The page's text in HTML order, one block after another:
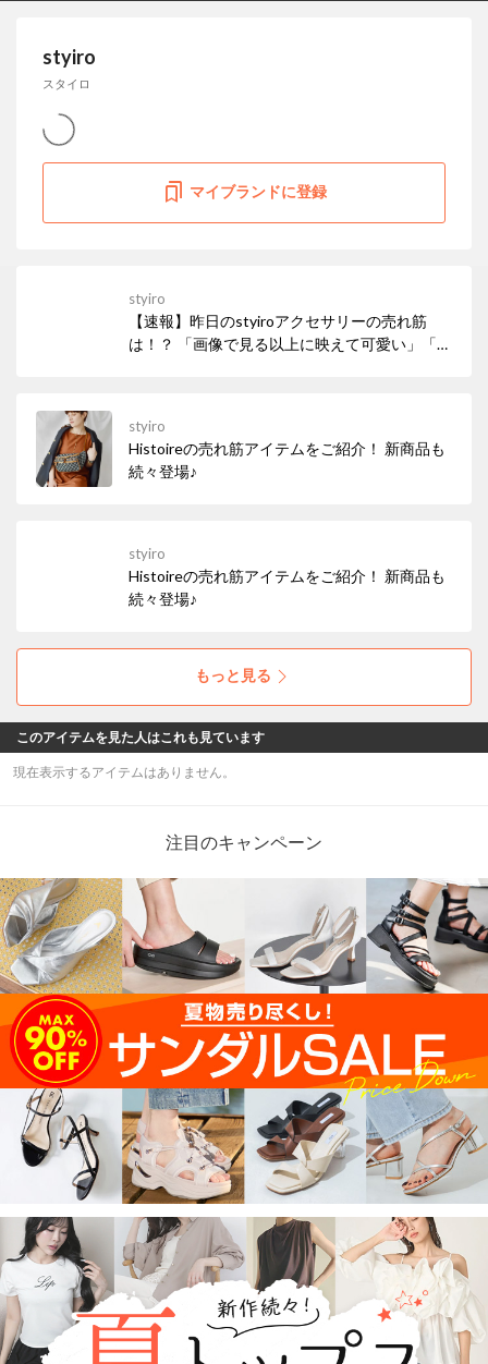
styiro
スタイロ
マイブランドに登録
styiro
【速報】昨日のstyiroアクセサリーの売れ筋
は！？ 「画像で見る以上に映えて可愛い」「お
感を放ってくれます♪
styiro
Histoireの売れ筋アイテムをご紹介！ 新商品も
続々登場♪
styiro
Histoireの売れ筋アイテムをご紹介！ 新商品も
続々登場♪
もっと見る
このアイテムを見た人はこれも見ています
現在表示するアイテムはありません。
注目のキャンペーン